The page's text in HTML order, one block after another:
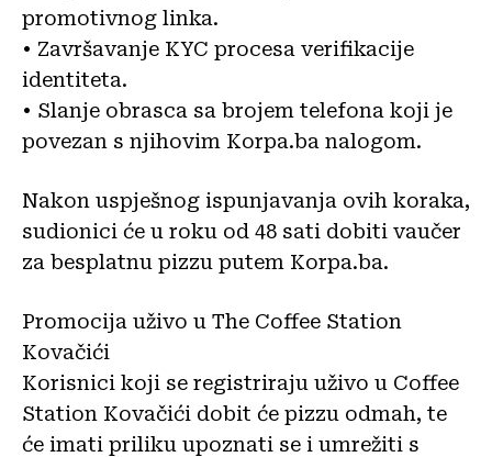
promotivnog linka.
• Završavanje KYC procesa verifikacije
identiteta.
• Slanje obrasca sa brojem telefona koji je
povezan s njihovim Korpa.ba nalogom.
Nakon uspješnog ispunjavanja ovih koraka,
sudionici će u roku od 48 sati dobiti vaučer
za besplatnu pizzu putem Korpa.ba.
Promocija uživo u The Coffee Station
Kovačići
Korisnici koji se registriraju uživo u Coffee
Station Kovačići dobit će pizzu odmah, te
će imati priliku upoznati se i umrežiti s